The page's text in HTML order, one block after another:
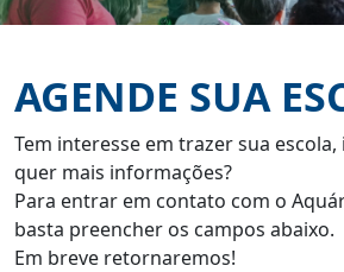
AGENDE SUA
Tem interesse em trazer sua
quer mais informações?
Para entrar em contato com o
basta preencher os campos abaixo.
Em breve retornaremos!